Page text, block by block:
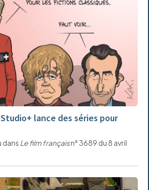
Studio+ lance des séries pour
dans Le film françaisn° 3689 du 8 avril